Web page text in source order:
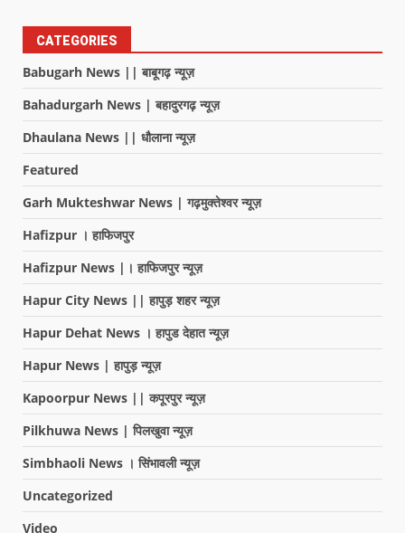
CATEGORIES
Babugarh News || बाबूगढ़ न्यूज़
Bahadurgarh News | बहादुरगढ़ न्यूज़
Dhaulana News || धौलाना न्यूज़
Featured
Garh Mukteshwar News | गढ़मुक्तेश्वर न्यूज़
Hafizpur । हाफिजपुर
Hafizpur News |। हाफिजपुर न्यूज़
Hapur City News || हापुड़ शहर न्यूज़
Hapur Dehat News । हापुड देहात न्यूज़
Hapur News | हापुड़ न्यूज़
Kapoorpur News || कपूरपुर न्यूज़
Pilkhuwa News | पिलखुवा न्यूज़
Simbhaoli News । सिंभावली न्यूज़
Uncategorized
Video